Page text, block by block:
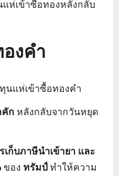
ห่เข้าซื้อทองหลังกลับ
งคำ
นแห่เข้าซื้อทองคำ
คักหลังกลับจากวันหยุด
เก็บภาษีนำเข้ายา และ
ของ ทรัมป์ทำให้ความ